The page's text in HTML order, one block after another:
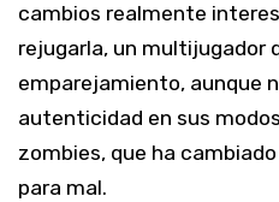
cambios realmente
rejugarla, un multijugador
emparejamiento, aunque
autenticidad en sus
zombies, que ha
para mal.